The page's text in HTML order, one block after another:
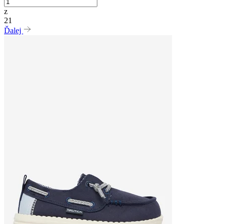
z
21
Ďalej